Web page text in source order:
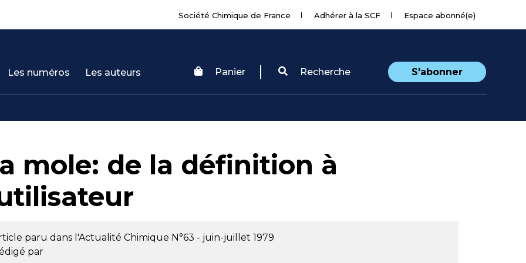
Société Chimique de France Adhérer à la SCF Espace abonné(e)
Les numéros Les auteurs Panier Recherche S'abonner
mole: de la définition à
paru dans l'Actualité Chimique N°63 - juin-juillet 1979
par